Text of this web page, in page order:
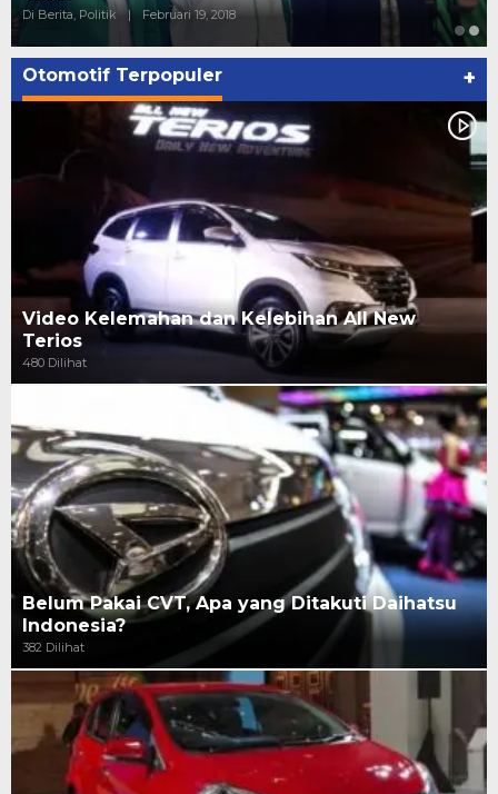
Di Berita, Politik | Februari 19, 2018
Otomotif Terpopuler +
Video Kelemahan dan Kelebihan All New
Terios
480 Dilihat
Belum Pakai CVT, Apa yang Ditakuti Daihatsu
Indonesia?
382 Dilihat